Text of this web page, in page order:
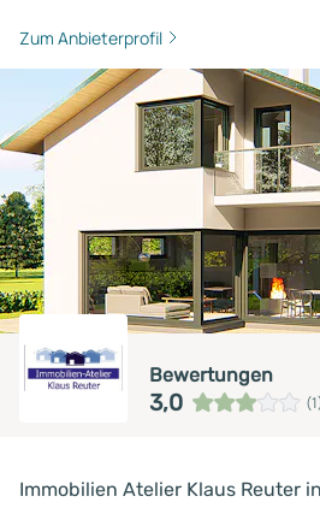
Zum Anbieterprofil
Bewertungen
3,0
Immobilien Atelier Klaus Reuter